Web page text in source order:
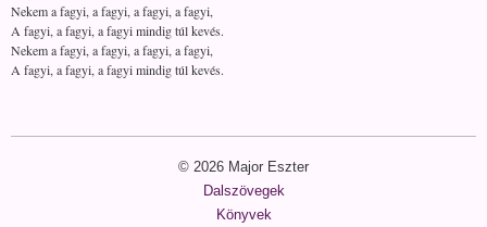
Nekem a fagyi, a fagyi, a fagyi, a fagyi,
A fagyi, a fagyi, a fagyi mindig túl kevés.
Nekem a fagyi, a fagyi, a fagyi, a fagyi,
A fagyi, a fagyi, a fagyi mindig túl kevés.
© 2026 Major Eszter
Dalszövegek
Könyvek